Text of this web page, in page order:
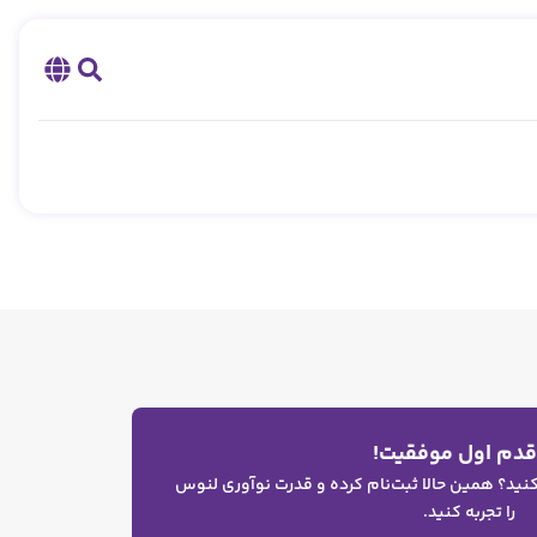
اول موفقیت!
همین حالا ثبت‌نام کرده و قدرت نوآوری لنوس
را تجربه کنید.